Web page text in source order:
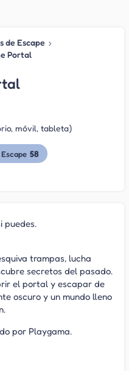
de Escape ›
Portal
móvil, tableta)
58
puedes.
trampas, lucha
secretos del pasado.
el portal y escapar de
oscuro y un mundo lleno
por Playgama.